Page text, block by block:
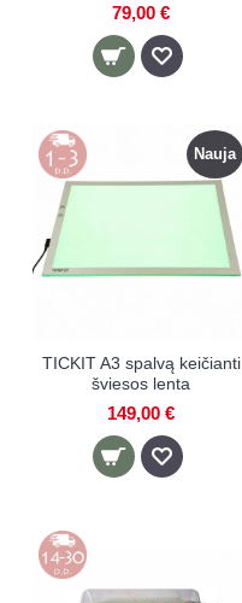
79,00 €
Nauja
TICKIT A3 spalvą keičianti
šviesos lenta
149,00 €